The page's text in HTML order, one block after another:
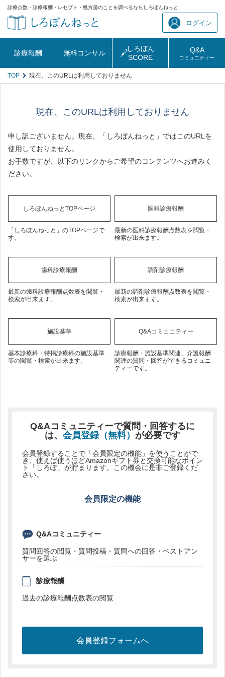
診療点数・診療報酬・レセプト・処方箋のことを調べるならしろぼんねっと
ログイン
診療報酬 無料コンサル
しろぼん
SCORE
Q&A
コミュニティー
TOP 現在、このURLは利用しておりません
現在、このURLは利用しておりません
申し訳ございません。現在、「しろぼんねっと」ではこのURLを
使用しておりません。
お手数ですが、以下のリンクからご希望のコンテンツへお進みく
ださい。
しろぼんねっとTOPページ
「しろぼんねっと」のTOPページで
す。
医科診療報酬
最新の医科診療報酬点数表を閲覧・
検索が出来ます。
歯科診療報酬
最新の歯科診療報酬点数表を閲覧・
検索が出来ます。
調剤診療報酬
最新の調剤診療報酬点数表を閲覧・
検索が出来ます。
施設基準
基本診療科・特掲診療科の施設基準
等の閲覧・検索が出来ます。
Q&Aコミュニティー
診療報酬・施設基準関連、介護報酬
関連の質問・回答ができるコミュニ
ティーです。
Q&Aコミュニティーで質問・回答するに
は、 会員登録（無料） が必要です
会員登録することで「会員限定の機能」を使うことがで
き、使えば使うほどAmazonギフト券と交換可能なポイン
ト「しろぽ」が貯まります。この機会に是非ご登録くだ
さい。
会員限定の機能
Q&Aコミュニティー
質問回答の閲覧・質問投稿・質問への回答・ベストアン
サーを選ぶ
診療報酬
過去の診療報酬点数表の閲覧
会員登録フォームへ